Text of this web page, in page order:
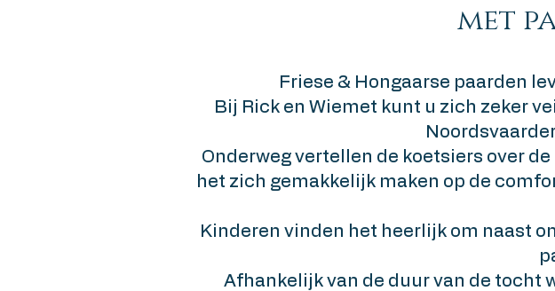
met
Friese & Hongaarse paarden
Bij Rick en Wiemet kunt u zich zeker
Onderweg vertellen de koetsiers over
het zich gemakkelijk maken op de
Kinderen vinden het heerlijk om naast
Afhankelijk van de duur van de tocht